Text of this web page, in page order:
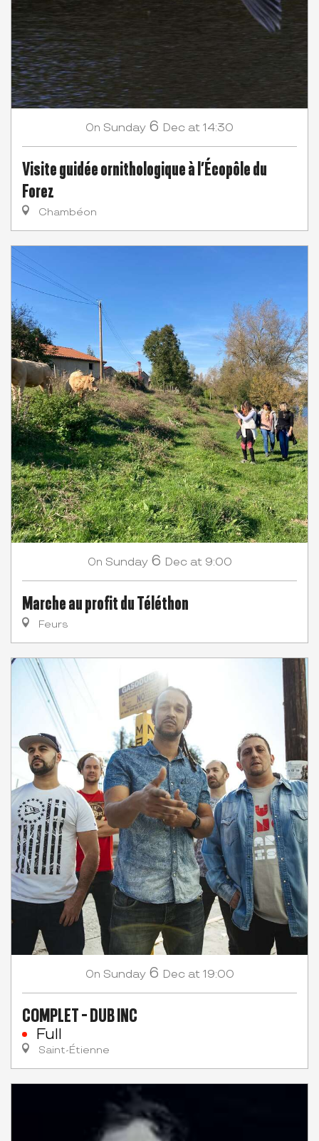
On Sunday 6 Dec at 14:30
Visite guidée ornithologique à l’Écopôle du
Forez
Chambéon
On Sunday 6 Dec at 9:00
Marche au profit du Téléthon
Feurs
On Sunday 6 Dec at 19:00
COMPLET - DUB INC
Full
Saint-Étienne